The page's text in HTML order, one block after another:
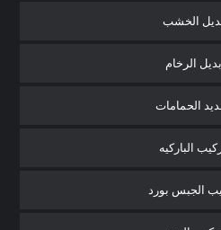
الخشب
بديل الرخام
الحمامات
الباركيه
الجبس بورد